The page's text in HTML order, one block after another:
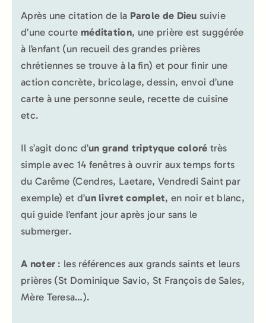
Après une citation de la Parole de Dieu suivie
d’une courte méditation, une prière est suggérée
à l’enfant (un recueil des grandes prières
chrétiennes se trouve à la fin) et pour finir une
action concrète, bricolage, dessin, envoi d’une
carte à une personne seule, recette de cuisine
etc.
Il s’agit donc d’un grand triptyque coloré très
simple avec 14 fenêtres à ouvrir aux temps forts
du Carême (Cendres, Laetare, Vendredi Saint par
exemple) et d’un livret complet, en noir et blanc,
qui guide l’enfant jour après jour sans le
submerger.
A noter : les références aux grands saints et leurs
prières (St Dominique Savio, St François de Sales,
Mère Teresa…).